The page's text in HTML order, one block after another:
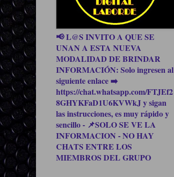
📢 L@S INVITO A QUE SE
UNAN A ESTA NUEVA
MODALIDAD DE BRINDAR
INFORMACIÓN: Solo ingresen al
siguiente enlace ➡️
https://chat.whatsapp.com/FTJEf2
8GHYKFaD1U6KVWkJ y sigan
las instrucciones, es muy rápido y
sencillo - 📌SOLO SE VE LA
INFORMACION - NO HAY
CHATS ENTRE LOS
MIEMBROS DEL GRUPO